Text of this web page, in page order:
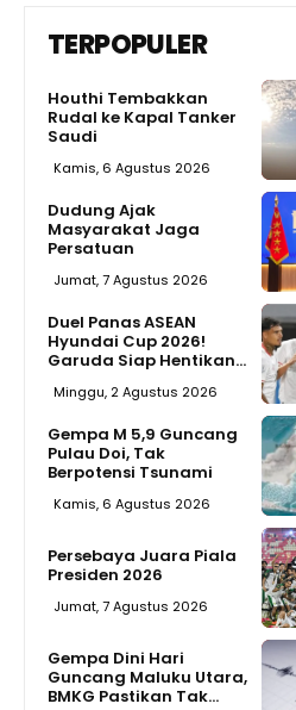
TERPOPULER
Houthi Tembakkan
Rudal ke Kapal Tanker
Saudi
Kamis, 6 Agustus 2026
Dudung Ajak
Masyarakat Jaga
Persatuan
Jumat, 7 Agustus 2026
Duel Panas ASEAN
Hyundai Cup 2026!
Garuda Siap Hentikan...
Minggu, 2 Agustus 2026
Gempa M 5,9 Guncang
Pulau Doi, Tak
Berpotensi Tsunami
Kamis, 6 Agustus 2026
Persebaya Juara Piala
Presiden 2026
Jumat, 7 Agustus 2026
Gempa Dini Hari
Guncang Maluku Utara,
BMKG Pastikan Tak...